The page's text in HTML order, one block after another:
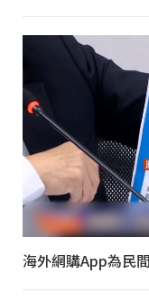
海外網購App為民